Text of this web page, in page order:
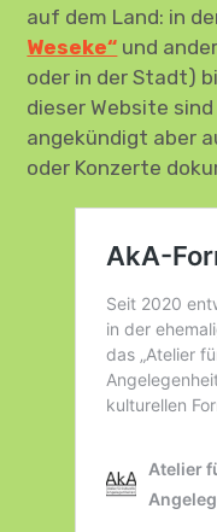
auf dem Land: in
Weseke“ und
oder in der Stadt)
dieser Website
angekündigt aber
oder Konzerte